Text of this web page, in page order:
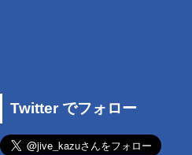
Twitter でフォロー